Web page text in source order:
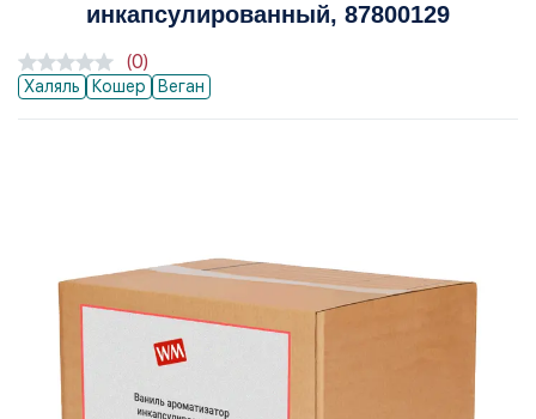
инкапсулированный, 87800129
Халяль Кошер Веган
(0)